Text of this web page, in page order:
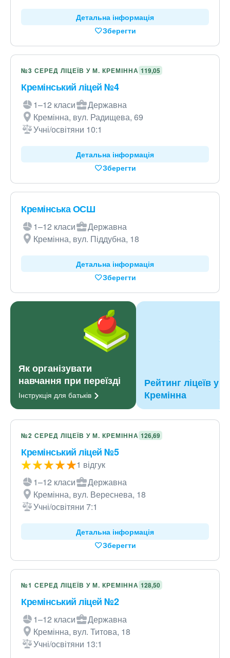
Детальна інформація
Зберегти
№3 СЕРЕД ЛІЦЕЇВ У М. КРЕМІННА 119,05
Кремінський ліцей №4
1–12 класи
Державна
Кремінна, вул. Радищева, 69
Учні/освітяни 10:1
Детальна інформація
Зберегти
Кремінська ОСШ
1–12 класи
Державна
Кремінна, вул. Піддубна, 18
Детальна інформація
Зберегти
Як організувати
навчання при переїзді
Інструкція для батьків
Рейтинг ліцеїв у м.
Кремінна
№2 СЕРЕД ЛІЦЕЇВ У М. КРЕМІННА 126,69
Кремінський ліцей №5
1 відгук
1–12 класи
Державна
Кремінна, вул. Вереснева, 18
Учні/освітяни 7:1
Детальна інформація
Зберегти
№1 СЕРЕД ЛІЦЕЇВ У М. КРЕМІННА 128,50
Кремінський ліцей №2
1–12 класи
Державна
Кремінна, вул. Титова, 18
Учні/освітяни 13:1